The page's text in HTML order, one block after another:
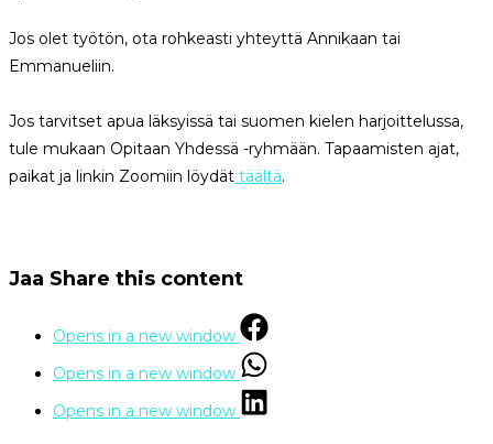
Jos olet työtön, ota rohkeasti yhteyttä Annikaan tai
Emmanueliin.
Jos tarvitset apua läksyissä tai suomen kielen harjoittelussa,
tule mukaan Opitaan Yhdessä -ryhmään. Tapaamisten ajat,
paikat ja linkin Zoomiin löydät täältä.
Jaa Share this content
Opens in a new window
Opens in a new window
Opens in a new window